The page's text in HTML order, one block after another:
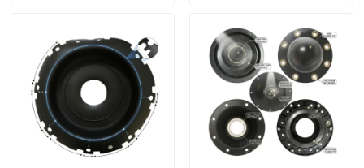
Produkte
Über uns
Werksbesichtigung